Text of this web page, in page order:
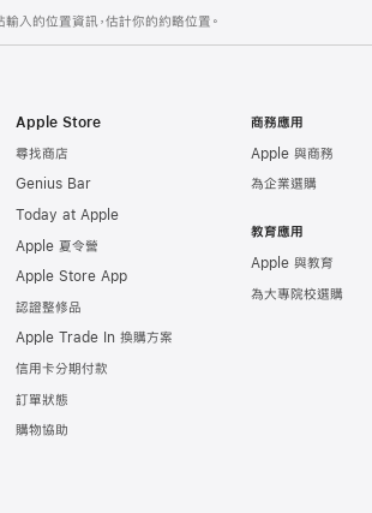
入的位置資訊，估計你的約略位置。
Apple Store
尋找商店
Genius Bar
Today at Apple
Apple 夏令營
Apple Store App
認證整修品
Apple Trade In 換購方案
信用卡分期付款
訂單狀態
購物協助
商務應用
Apple 與商務
為企業選購
教育應用
Apple 與教育
為大專院校選購